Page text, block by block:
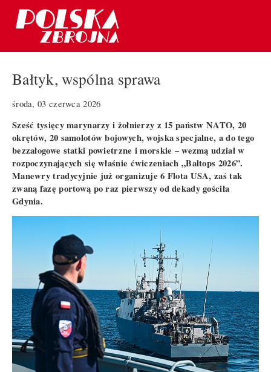
Bałtyk, wspólna sprawa
środa, 03 czerwca 2026
Sześć tysięcy marynarzy i żołnierzy z 15 państw NATO, 20
okrętów, 20 samolotów bojowych, wojska specjalne, a do tego
bezzałogowe statki powietrzne i morskie –wezmą udział w
rozpoczynających się właśnie ćwiczeniach „Baltops 2026”.
Manewry tradycyjnie już organizuje 6 Flota USA, zaś tak
zwaną fazę portową po raz pierwszy od dekady gościła
Gdynia.